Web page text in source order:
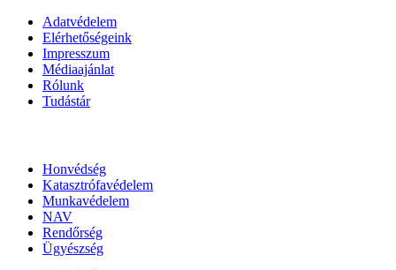
Adatvédelem
Elérhetőségeink
Impresszum
Médiaajánlat
Rólunk
Tudástár
Honvédség
Katasztrófavédelem
Munkavédelem
NAV
Rendőrség
Ügyészség